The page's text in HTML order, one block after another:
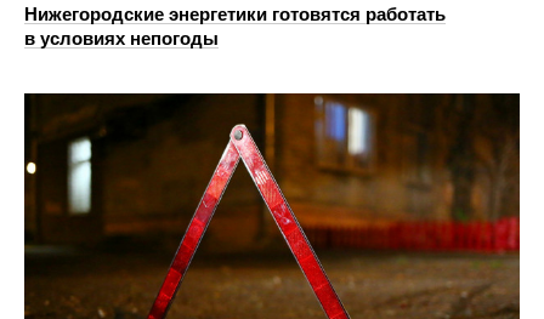
Нижегородские энергетики готовятся работать
в условиях непогоды